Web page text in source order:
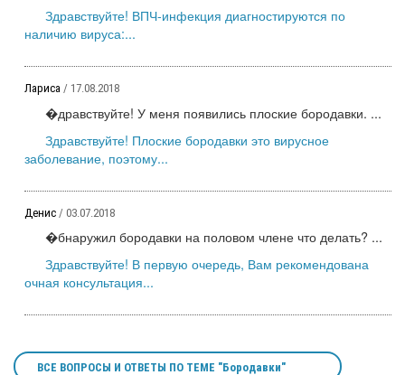
Здравствуйте! ВПЧ-инфекция диагностируются по
наличию вируса:...
Лариса / 17.08.2018
�дравствуйте! У меня появились плоские бородавки. ...
Здравствуйте! Плоские бородавки это вирусное
заболевание, поэтому...
Денис / 03.07.2018
�бнаружил бородавки на половом члене что делать? ...
Здравствуйте! В первую очередь, Вам рекомендована
очная консультация...
ВСЕ ВОПРОСЫ И ОТВЕТЫ ПО ТЕМЕ "Бородавки"